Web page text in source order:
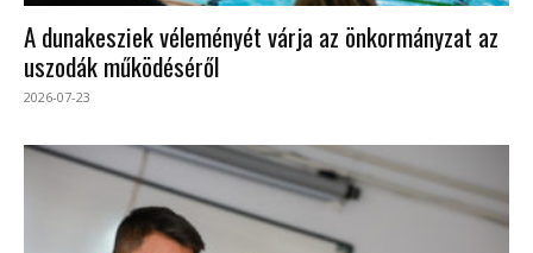
A dunakesziek véleményét várja az önkormányzat az
uszodák működéséről
2026-07-23